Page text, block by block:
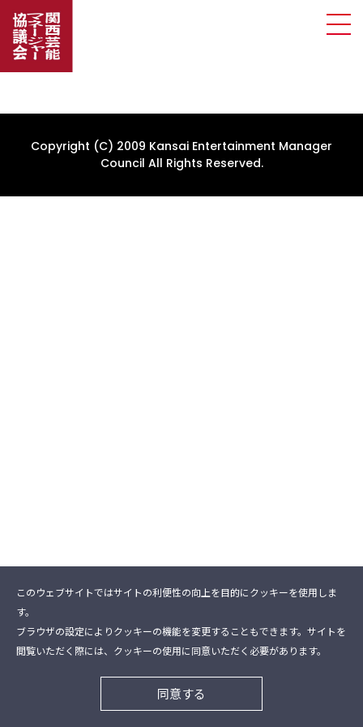
Copyright (C) 2009 Kansai Entertainment Manager
Council All Rights Reserved.
このウェブサイトではサイトの利便性の向上を目的にクッキーを使用しま
す。
ブラウザの設定によりクッキーの機能を変更することもできます。サイトを
閲覧いただく際には、クッキーの使用に同意いただく必要があります。
同意する